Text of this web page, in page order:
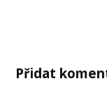
Přidat